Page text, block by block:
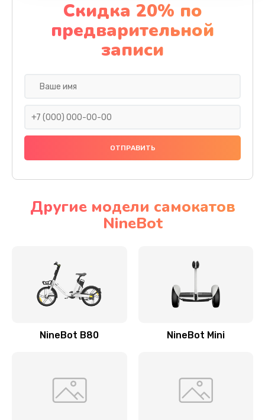
Скидка 20% по
предварительной
записи
Другие модели самокатов
NineBot
NineBot B80 NineBot Mini